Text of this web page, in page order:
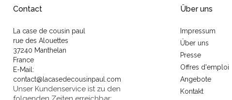
Contact
La case de cousin paul
rue des Alouettes
37240 Manthelan
France
E-Mail:
contact@lacasedecousinpaul.com
Unser Kundenservice ist zu den
Über uns
Impressum
Über uns
Presse
Offres d'emploi
Angebote
Kontakt